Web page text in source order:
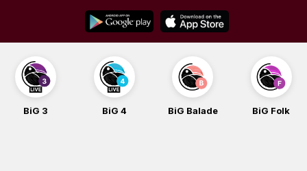
content
BiG 4 BiG Balade BiG Folk BiG iG